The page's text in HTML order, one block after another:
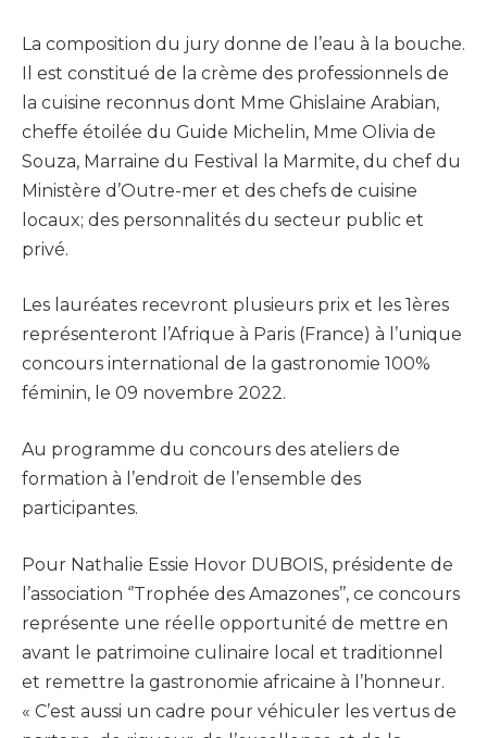
La composition du jury donne de l’eau à la bouche.
Il est constitué de la crème des professionnels de
la cuisine reconnus dont Mme Ghislaine Arabian,
cheffe étoilée du Guide Michelin, Mme Olivia de
Souza, Marraine du Festival la Marmite, du chef du
Ministère d’Outre-mer et des chefs de cuisine
locaux; des personnalités du secteur public et
privé.
Les lauréates recevront plusieurs prix et les 1ères
représenteront l’Afrique à Paris (France) à l’unique
concours international de la gastronomie 100%
féminin, le 09 novembre 2022.
Au programme du concours des ateliers de
formation à l’endroit de l’ensemble des
participantes.
Pour Nathalie Essie Hovor DUBOIS, présidente de
l’association ‘’Trophée des Amazones’’, ce concours
représente une réelle opportunité de mettre en
avant le patrimoine culinaire local et traditionnel
et remettre la gastronomie africaine à l’honneur.
« C’est aussi un cadre pour véhiculer les vertus de